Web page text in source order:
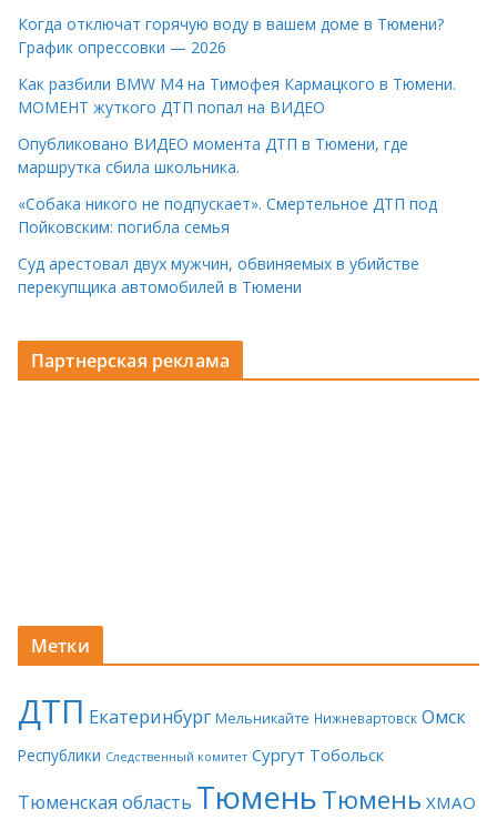
Когда отключат горячую воду в вашем доме в Тюмени?
График опрессовки — 2026
Как разбили BMW M4 на Тимофея Кармацкого в Тюмени.
МОМЕНТ жуткого ДТП попал на ВИДЕО
Опубликовано ВИДЕО момента ДТП в Тюмени, где
маршрутка сбила школьника.
«Собака никого не подпускает». Смертельное ДТП под
Пойковским: погибла семья
Суд арестовал двух мужчин, обвиняемых в убийстве
перекупщика автомобилей в Тюмени
Партнерская реклама
Метки
ДТП Екатеринбург Мельникайте Нижневартовск Омск
Республики Следственный комитет Сургут Тобольск
Тюменская область ТюменьТюмень ХМАО